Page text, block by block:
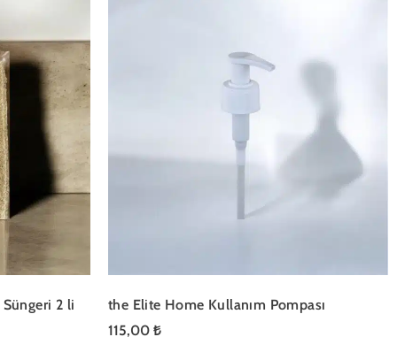
2 li
the Elite Home Kullanım Pompası
115,00 ₺